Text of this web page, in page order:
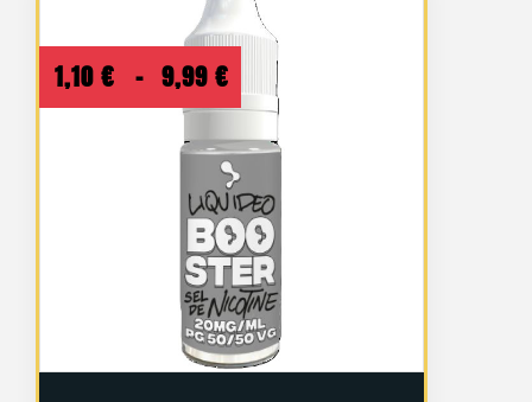
1,10 € – 9,99 €
Plage
de
prix :
1,10 €
à
9,99 €